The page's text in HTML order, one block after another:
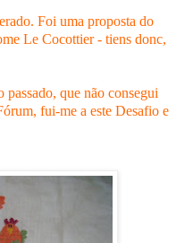
Foi uma proposta do
Le Cocottier- tiens donc,
passado, que não consegui
fui-me a este Desafio e